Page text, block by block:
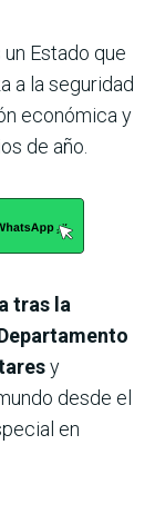
Estado que
a la seguridad
económica y
de año.
tras la
y
desde el
en